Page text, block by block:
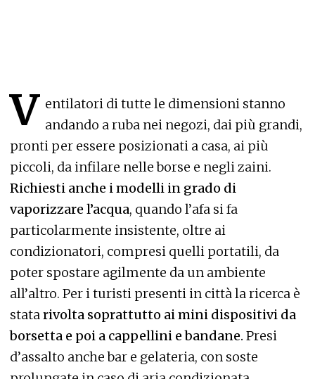
V entilatori di tutte le dimensioni stanno
andando a ruba nei negozi, dai più grandi,
pronti per essere posizionati a casa, ai più
piccoli, da infilare nelle borse e negli zaini.
Richiesti anche i modelli in grado di
vaporizzare l’acqua, quando l’afa si fa
particolarmente insistente, oltre ai
condizionatori, compresi quelli portatili, da
poter spostare agilmente da un ambiente
all’altro. Per i turisti presenti in città la ricerca è
statarivolta soprattutto ai mini dispositivi da
borsetta e poi a cappellini e bandane. Presi
d’assalto anche bar e gelateria, con soste